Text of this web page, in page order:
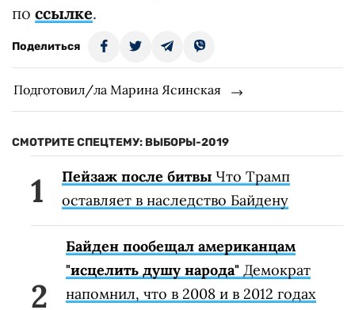
по ссылке.
Поделиться
Подготовил/ла Марина Ясинская
СМОТРИТЕ СПЕЦТЕМУ: ВЫБОРЫ-2019
Пейзаж после битвы Что Трамп
оставляет в наследство Байдену
Байден пообещал американцам
"исцелить душу народа" Демократ
напомнил, что в 2008 и в 2012 годах